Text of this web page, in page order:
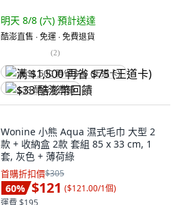
明天 8/8 (六) 預計送達
酷澎直售 ∙ 免運 ∙ 免費退貨
(2)
满 $1,500 再省 $75 (王道卡)
$33 酷澎幣回饋
Wonine 小熊 Aqua 濕式毛巾 大型 2
款 + 收納盒 2款 套組 85 x 33 cm, 1
套, 灰色 + 薄荷綠
首購折扣價$305
60% $121 ($121.00/1個)
運費 $195